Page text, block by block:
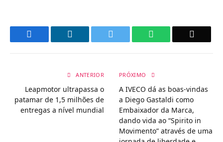
WhatsApp
ANTERIOR
Leapmotor ultrapassa o
patamar de 1,5 milhões de
entregas a nível mundial
PRÓXIMO
A IVECO dá as boas-vindas
a Diego Gastaldi como
Embaixador da Marca,
dando vida ao “Spirito in
Movimento” através de uma